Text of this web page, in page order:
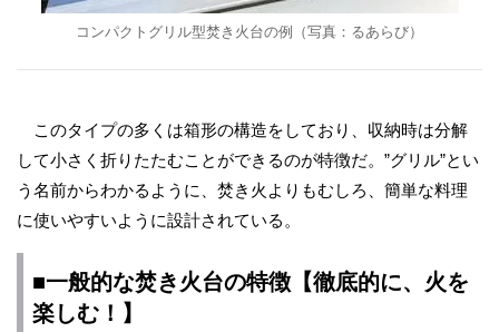
コンパクトグリル型焚き火台の例（写真：るあらび）
このタイプの多くは箱形の構造をしており、収納時は分解
して小さく折りたたむことができるのが特徴だ。”グリル”とい
う名前からわかるように、焚き火よりもむしろ、簡単な料理
に使いやすいように設計されている。
■一般的な焚き火台の特徴【徹底的に、火を
楽しむ！】